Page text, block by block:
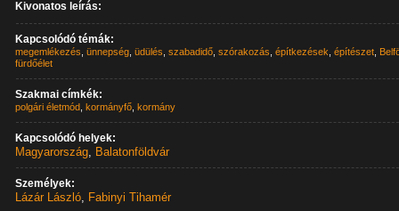
Kivonatos leírás:
Kapcsolódó témák:
megemlékezés ,ünnepség ,üdülés ,szabadidő ,szórakozás ,építkezések ,építészet
fürdőélet
Szakmai címkék:
polgári életmód ,kormányfő ,kormány
Kapcsolódó helyek:
Magyarország, Balatonföldvár
Személyek:
Lázár László, Fabinyi Tihamér